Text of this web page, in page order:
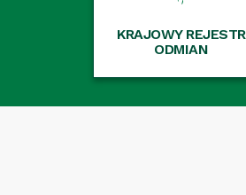
KRAJOWY REJESTR
ODMIAN